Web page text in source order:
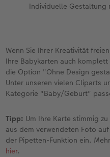
Individuelle Gestaltung
Wenn Sie Ihrer Kreativität
Ihre Babykarten auch
die Option "Ohne Design
Unter unseren vielen Cliparts
Kategorie "Baby/Geburt"
Tipp: Um Ihre Karte stimmig
aus dem verwendeten Foto
der Pipetten-Funktion ein.
hier.